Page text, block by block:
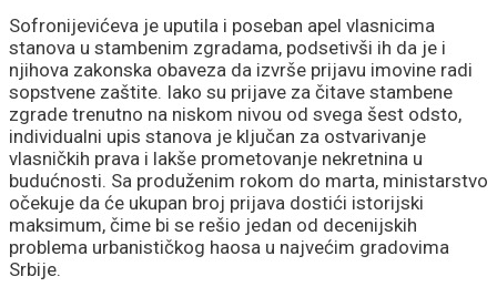
Sofronijevićeva je uputila i poseban apel vlasnicima
stanova u stambenim zgradama, podsetivši ih da je i
njihova zakonska obaveza da izvrše prijavu imovine radi
sopstvene zaštite. Iako su prijave za čitave stambene
zgrade trenutno na niskom nivou od svega šest odsto,
individualni upis stanova je ključan za ostvarivanje
vlasničkih prava i lakše prometovanje nekretnina u
budućnosti. Sa produženim rokom do marta, ministarstvo
očekuje da će ukupan broj prijava dostići istorijski
maksimum, čime bi se rešio jedan od decenijskih
problema urbanističkog haosa u najvećim gradovima
Srbije.